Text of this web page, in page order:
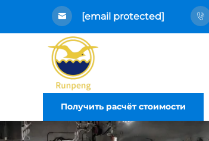
[email protected]
Получить расчёт стоимости